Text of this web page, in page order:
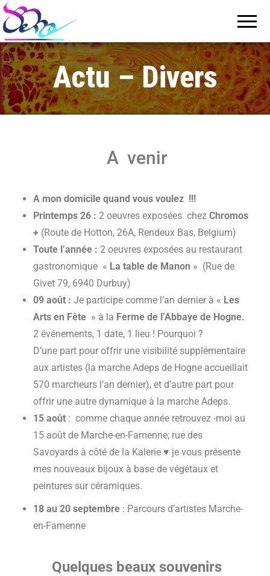
l'autre –
Nadine
Debailleul
autres
projets
Actu – Divers
A venir
A mon domicile quand vous voulez !!!
Printemps 26 : 2 oeuvres exposées chez Chromos
+ (Route de Hotton, 26A, Rendeux Bas, Belgium)
Toute l’année : 2 oeuvres exposées au restaurant
gastronomique « La table de Manon » (Rue de
Givet 79, 6940 Durbuy)
09 août : Je participe comme l’an dernier à « Les
Arts en Fête » à la Ferme de l’Abbaye de Hogne.
2 événements, 1 date, 1 lieu ! Pourquoi ?
D’une part pour offrir une visibilité supplémentaire
aux artistes (la marche Adeps de Hogne accueillait
570 marcheurs l’an dernier), et d’autre part pour
offrir une autre dynamique à la marche Adeps.
15 août : comme chaque année retrouvez -moi au
15 août de Marche-en-Famenne; rue des
Savoyards à côté de la Kalerie ♥ je vous présente
mes nouveaux bijoux à base de végétaux et
peintures sur céramiques.
18 au 20 septembre : Parcours d’artistes Marche-
en-Famenne
Quelques beaux souvenirs